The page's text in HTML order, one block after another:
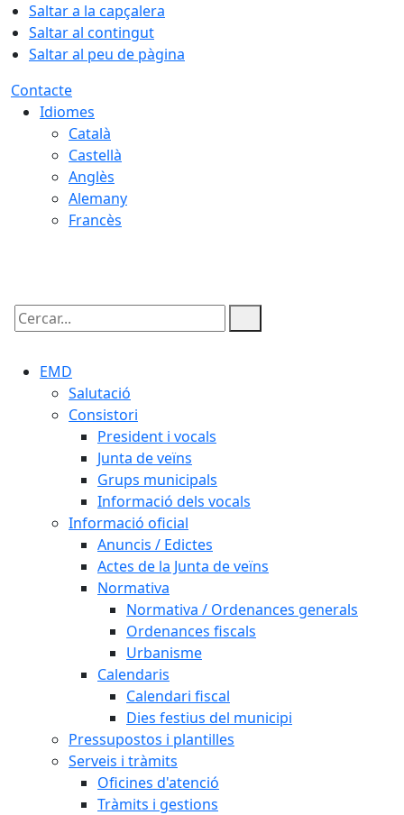
Saltar a la capçalera
Saltar al contingut
Saltar al peu de pàgina
Contacte
Idiomes
Català
Castellà
Anglès
Alemany
Francès
Cercar:
EMD
Salutació
Consistori
President i vocals
Junta de veïns
Grups municipals
Informació dels vocals
Informació oficial
Anuncis / Edictes
Actes de la Junta de veïns
Normativa
Normativa / Ordenances generals
Ordenances fiscals
Urbanisme
Calendaris
Calendari fiscal
Dies festius del municipi
Pressupostos i plantilles
Serveis i tràmits
Oficines d'atenció
Tràmits i gestions